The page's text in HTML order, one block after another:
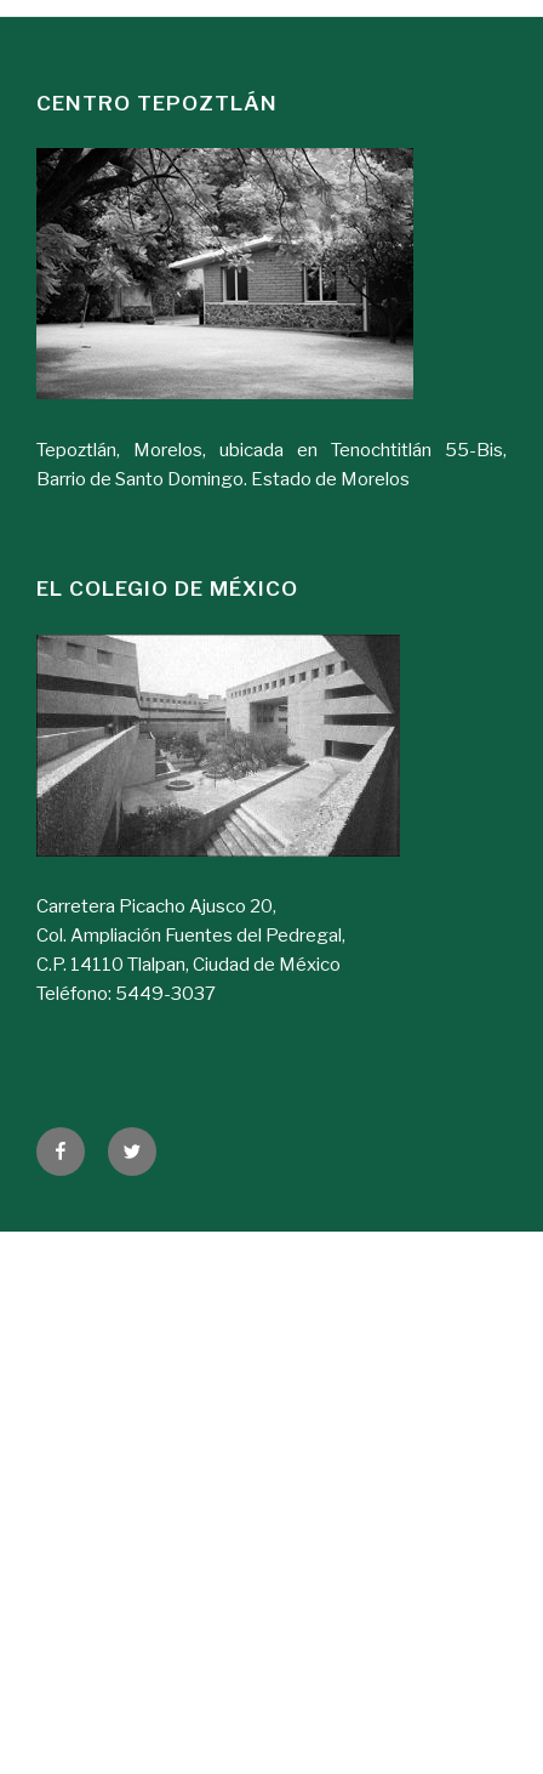
CENTRO TEPOZTLÁN
Tepoztlán, Morelos, ubicada en Tenochtitlán 55-Bis,
Barrio de Santo Domingo. Estado de Morelos
EL COLEGIO DE MÉXICO
Carretera Picacho Ajusco 20,
Col. Ampliación Fuentes del Pedregal,
C.P. 14110 Tlalpan, Ciudad de México
Teléfono: 5449-3037
FacebookTwitter